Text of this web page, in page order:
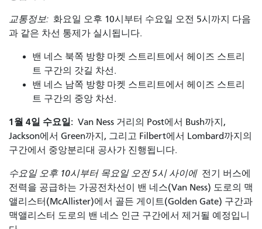
교통정보: 화요일 오후 10시부터 수요일 오전 5시까지 다음
과 같은 차선 통제가 실시됩니다.
밴 네스 북쪽 방향 마켓 스트리트에서 헤이즈 스트리
트 구간의 갓길 차선.
밴 네스 남쪽 방향 마켓 스트리트에서 헤이즈 스트리
트 구간의 중앙 차선.
1월 4일 수요일: Van Ness 거리의 Post에서 Bush까지,
Jackson에서 Green까지, 그리고 Filbert에서 Lombard까지의
구간에서 중앙분리대 공사가 진행됩니다.
수요일 오후 10시부터 목요일 오전 5시 사이에 전기 버스에
전력을 공급하는 가공전차선이 밴 네스(Van Ness) 도로의 맥
앨리스터(McAllister)에서 골든 게이트(Golden Gate) 구간과
맥앨리스터 도로의 밴 네스 인근 구간에서 제거될 예정입니